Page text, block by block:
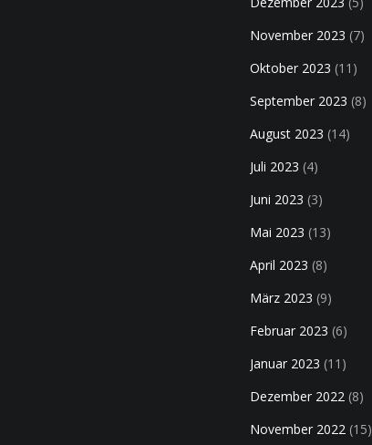
November 2023 (7)
Oktober 2023 (11)
September 2023 (8)
August 2023 (14)
Juli 2023 (4)
Juni 2023 (3)
Mai 2023 (13)
April 2023 (8)
März 2023 (9)
Februar 2023 (6)
Januar 2023 (11)
Dezember 2022(8)
November 2022(15)